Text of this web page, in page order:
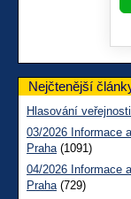
Nejčtenější
Hlasování
03/2026 Informace
Praha(1091)
04/2026 Informace
Praha(729)